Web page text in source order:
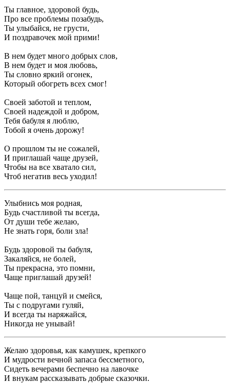
Ты главное, здоровой будь,
Про все проблемы позабудь,
Ты улыбайся, не грусти,
И поздравочек мой прими!
В нем будет много добрых слов,
В нем будет и моя любовь,
Ты словно яркий огонек,
Который обогреть всех смог!
Своей заботой и теплом,
Своей надеждой и добром,
Тебя бабуля я люблю,
Тобой я очень дорожу!
О прошлом ты не сожалей,
И приглашай чаще друзей,
Чтобы на все хватало сил,
Чтоб негатив весь уходил!
Улыбнись моя родная,
Будь счастливой ты всегда,
От души тебе желаю,
Не знать горя, боли зла!
Будь здоровой ты бабуля,
Закаляйся, не болей,
Ты прекрасна, это помни,
Чаще приглашай друзей!
Чаще пой, танцуй и смейся,
Ты с подругами гуляй,
И всегда ты наряжайся,
Никогда не унывай!
Желаю здоровья, как камушек, крепкого
И мудрости вечной запаса бессметного,
Сидеть вечерами беспечно на лавочке
И внукам рассказывать добрые сказочки.